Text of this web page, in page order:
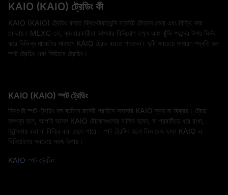
KAIO (KAIO) ট্রেডিং কী
KAIO (KAIO) ট্রেডিং বলতে ক্রিপ্টোকারেন্সি মার্কেটে টোকেন কেনা এবং বিক্রি করা
বোঝায়। MEXC-তে, ব্যবহারকারীরা আপনার বিনিয়োগ লক্ষ্য এবং ঝুঁকি পছন্দের উপর নির্ভর
করে বিভিন্ন মার্কেটের মাধ্যমে KAIO ট্রেড করতে পারবেন। দুটি সবচেয়ে সাধারণ পদ্ধতি হল
স্পট ট্রেডিং এবং ফিউচার ট্রেডিং।
KAIO (KAIO) স্পট ট্রেডিং
ক্রিপ্টো স্পট ট্রেডিং হল বর্তমান মার্কেট প্রাইসে সরাসরি KAIO ক্রয় বা বিক্রয়। ট্রেড
সম্পন্ন হলে, আপনি আসল KAIO টোকেনগুলোর মালিক হবেন, যা পরবর্তীতে ধরে রাখা,
ট্রান্সফার করা বা বিক্রি করা যেতে পারে। স্পট ট্রেডিং হলো লিভারেজ ছাড়া KAIO এ
বিনিয়োগের সবচেয়ে সহজ উপায়।
KAIO স্পট ট্রেডিং